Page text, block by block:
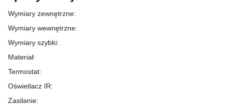
Wymiary zewnętrzne:
Wymiary wewnętrzne:
Wymiary szybki:
Materiał:
Termostat:
Oświetlacz IR:
Zasilanie: